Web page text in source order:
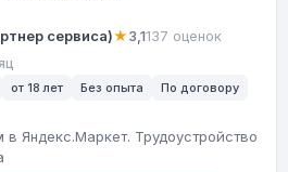
сервиса)★3,1137 оценок
от 18 лет Без опыта
По договору
Яндекс.Маркет. Трудоустройство